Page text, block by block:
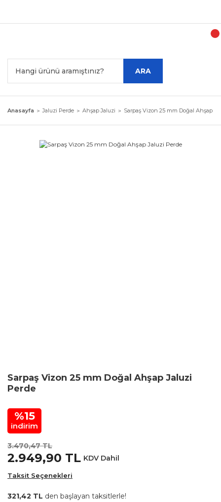
ARA
Anasayfa Jaluzi Perde Ahşap Jaluzi Sarpaş Vizon 25 mm Doğal Ahşap
Sarpaş Vizon 25 mm Doğal Ahşap Jaluzi
Perde
%15
indirim
3.470,47 TL
2.949,90 TL KDV Dahil
Taksit Seçenekleri
321,42 TL den başlayan taksitlerle!